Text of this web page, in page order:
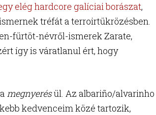
elég hardcore galíciai borászat,
tréfát a terroirtükrözésben.
fürtöt-névről-ismerek Zarate,
így is váratlanul ért, hogy
megnyerésül. Az albariño/alvarinho
kedvenceim közé tartozik,